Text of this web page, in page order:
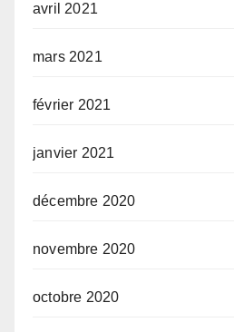
avril 2021
mars 2021
février 2021
janvier 2021
décembre 2020
novembre 2020
octobre 2020